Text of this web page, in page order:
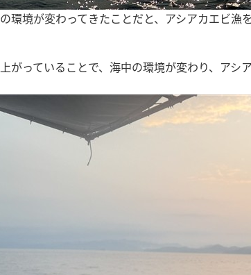
環境が変わってきたことだと、アシアカエビ
がっていることで、海中の環境が変わり、アシ